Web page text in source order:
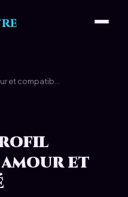
et compatib...
et